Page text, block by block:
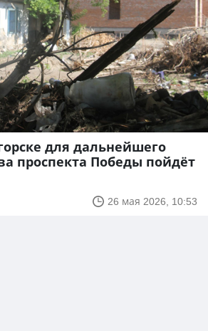
для дальнейшего
проспекта Победы пойдёт
26 мая 2026, 10:53